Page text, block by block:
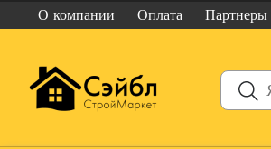
О компании Оплата Партнеры